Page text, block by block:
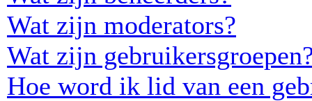
Wat zijn moderators?
Wat zijn
Hoe word ik lid van een